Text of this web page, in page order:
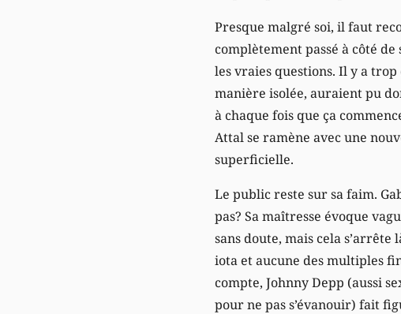
Presque malgré soi, il faut
complètement passé à côté
les vraies questions. Il y a
manière isolée, auraient pu
à chaque fois que ça
Attal se ramène avec une
superficielle.
Le public reste sur sa faim.
pas? Sa maîtresse évoque
sans doute, mais cela s’arrête
iota et aucune des multiples
compte, Johnny Depp (aussi
pour ne pas s’évanouir) fait